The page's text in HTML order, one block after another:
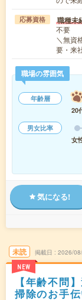
応募資格 職種未
不要
＼無資
要・来
職場の雰囲気
年齢層
20
男女比率
女
気になる!
未読
NEW
掲載日 2026/
【年齢不問
掃除のお手